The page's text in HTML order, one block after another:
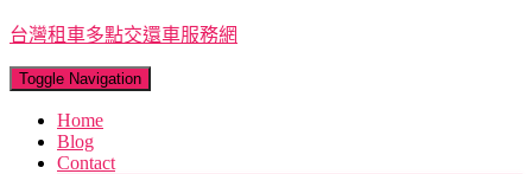
台灣租車多點交還車服務網
Toggle Navigation
Home
Blog
Contact